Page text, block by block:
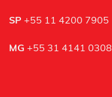
SP +55 11 4200 7905
MG +55 31 4141 0308